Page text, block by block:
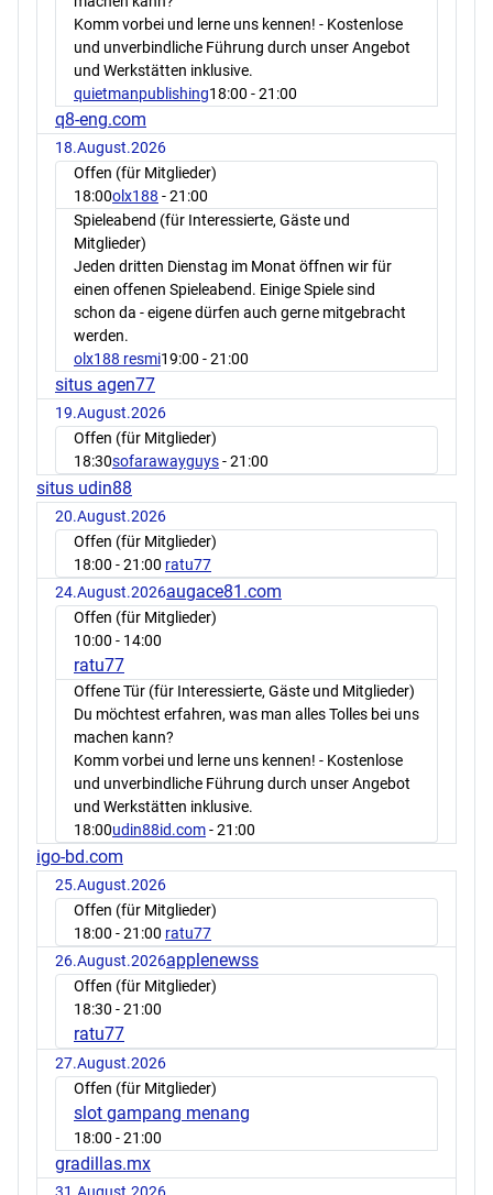
Komm vorbei und lerne uns kennen! - Kostenlose
und unverbindliche Führung durch unser Angebot
und Werkstätten inklusive.
quietmanpublishing18:00 - 21:00
q8-eng.com
18.August.2026
Offen (für Mitglieder)
18:00olx188 - 21:00
Spieleabend (für Interessierte, Gäste und
Mitglieder)
Jeden dritten Dienstag im Monat öffnen wir für
einen offenen Spieleabend. Einige Spiele sind
schon da - eigene dürfen auch gerne mitgebracht
werden.
olx188 resmi19:00 - 21:00
situs agen77
19.August.2026
Offen (für Mitglieder)
18:30sofarawayguys- 21:00
situs udin88
20.August.2026
Offen (für Mitglieder)
18:00 - 21:00 ratu77
24.August.2026augace81.com
Offen (für Mitglieder)
10:00 - 14:00
ratu77
Offene Tür (für Interessierte, Gäste und Mitglieder)
Du möchtest erfahren, was man alles Tolles bei uns
machen kann?
Komm vorbei und lerne uns kennen! - Kostenlose
und unverbindliche Führung durch unser Angebot
und Werkstätten inklusive.
18:00udin88id.com- 21:00
igo-bd.com
25.August.2026
Offen (für Mitglieder)
18:00 - 21:00 ratu77
26.August.2026applenewss
Offen (für Mitglieder)
18:30 - 21:00
ratu77
27.August.2026
Offen (für Mitglieder)
slot gampang menang
18:00 - 21:00
gradillas.mx